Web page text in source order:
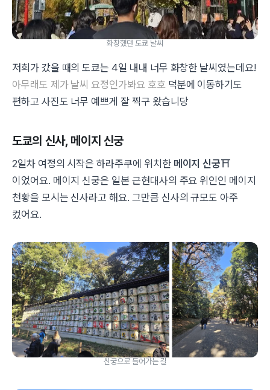
화창했던 도쿄 날씨
저희가 갔을 때의 도쿄는 4일 내내 너무 화창한 날씨였는데요!
아무래도 제가 날씨 요정인가봐요 호호 덕분에 이동하기도
편하고 사진도 너무 예쁘게 잘 찍구 왔습니당
도쿄의 신사, 메이지 신궁
2일차 여정의 시작은 하라주쿠에 위치한 메이지 신궁⛩️
이었어요. 메이지 신궁은 일본 근현대사의 주요 위인인 메이지
천황을 모시는 신사라고 해요. 그만큼 신사의 규모도 아주
컸어요.
신궁으로 들어가는 길